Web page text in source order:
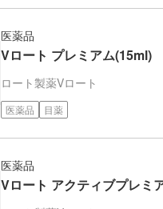
医薬品
Vロート プレミアム(15ml)
ロート製薬Vロート
医薬品 目薬
医薬品
Vロート アクティブプレミ